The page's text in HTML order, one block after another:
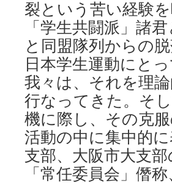
裂という苦い経験
「学生共闘派」諸
と同盟隊列からの
日本学生運動にと
我々は、それを理
行なってきた。そ
機に際し、その克
活動の中に集中的
支部、大阪市大支
「常任委員会」僭